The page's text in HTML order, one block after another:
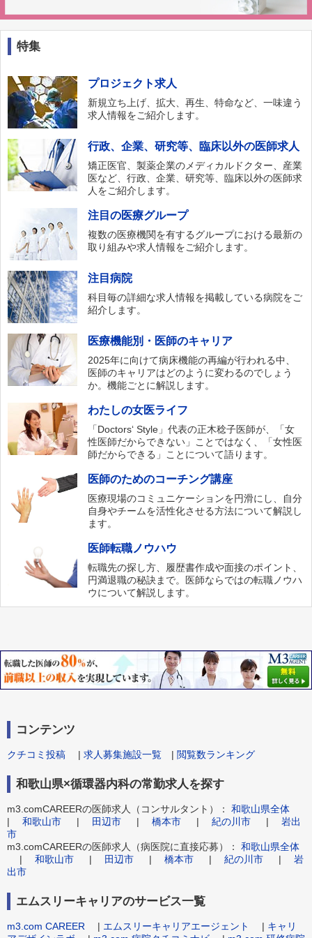
特集
プロジェクト求人
新規立ち上げ、拡大、再生、特命など、一味違う
求人情報をご紹介します。
行政、企業、研究等、臨床以外の医師求人
矯正医官、製薬企業のメディカルドクター、産業
医など、行政、企業、研究等、臨床以外の医師求
人をご紹介します。
注目の医療グループ
複数の医療機関を有するグループにおける最新の
取り組みや求人情報をご紹介します。
注目病院
科目毎の詳細な求人情報を掲載している病院をご
紹介します。
医療機能別・医師のキャリア
2025年に向けて病床機能の再編が行われる中、
医師のキャリアはどのように変わるのでしょう
か。機能ごとに解説します。
わたしの女医ライフ
「Doctors‘ Style」代表の正木稔子医師が、「女
性医師だからできない」ことではなく、「女性医
師だからできる」ことについて語ります。
医師のためのコーチング講座
医療現場のコミュニケーションを円滑にし、自分
自身やチームを活性化させる方法について解説し
ます。
医師転職ノウハウ
転職先の探し方、履歴書作成や面接のポイント、
円満退職の秘訣まで。医師ならではの転職ノウハ
ウについて解説します。
コンテンツ
クチコミ投稿 | 求人募集施設一覧 | 閲覧数ランキング
和歌山県×循環器内科の常勤求人を探す
m3.comCAREERの医師求人（コンサルタント）： 和歌山県全体
| 和歌山市 | 田辺市 | 橋本市 | 紀の川市 | 岩出
市
m3.comCAREERの医師求人（病医院に直接応募）： 和歌山県全体
| 和歌山市 | 田辺市 | 橋本市 | 紀の川市 | 岩
出市
エムスリーキャリアのサービス一覧
m3.com CAREER | エムスリーキャリアエージェント | キャリ